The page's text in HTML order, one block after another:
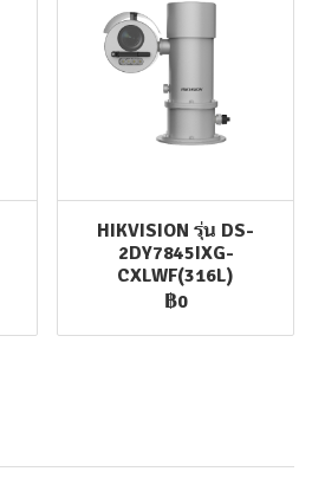
HIKVISION รุ่น DS-
2DY7845IXG-
CXLWF(316L)
฿0